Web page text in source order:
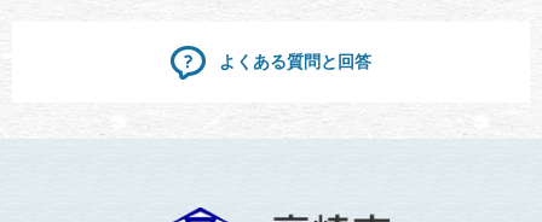
よくある質問と回答